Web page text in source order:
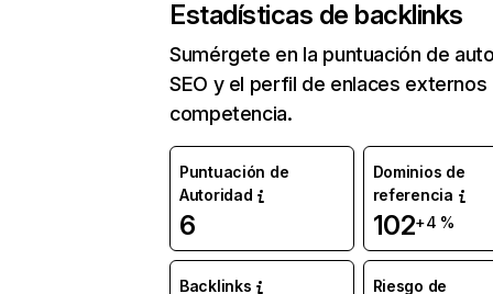
Estadísticas de backlinks
Sumérgete en la puntuación de
SEO y el perfil de enlaces externos
competencia.
Puntuación de
Autoridad
6
Dominios de
referencia
102+4 %
Backlinks Riesgo de